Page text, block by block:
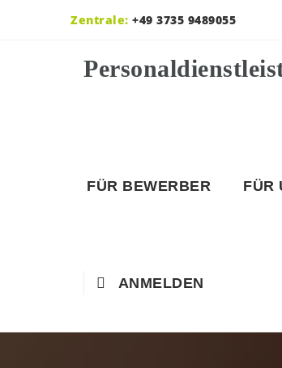
Zentrale: +49 3735 9489055
FÜR BEWERBER FÜR
ANMELDEN